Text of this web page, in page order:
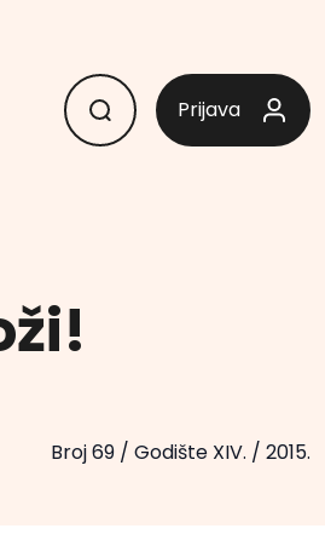
Prijava
Broj 69/ Godište XIV. / 2015.